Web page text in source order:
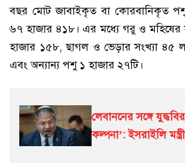
বছর মোট জাবাইকৃত বা কোরবানিকৃত
৬৭ হাজার ৪১৮। এর মধ্যে গরু ও মহিষের
হাজার ১৫৮, ছাগল ও ভেড়ার সংখ্যা ৪৫
এবং অন্যান্য পশু ১ হাজার ২৭টি।
লেবাননের সঙ্গে
কল্পনা’: ইসরাইলি মন্ত্রী